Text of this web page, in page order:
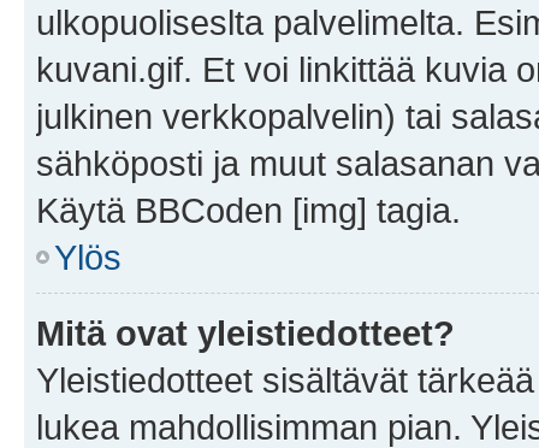
ulkopuoliseslta palvelimelta.
kuvani.gif. Et voi linkittää kuvia
julkinen verkkopalvelin) tai
sähköposti ja muut salasanan
Käytä BBCoden [img] tagia.
Ylös
Mitä ovat yleistiedotteet?
Yleistiedotteet sisältävät
lukea mahdollisimman pian.